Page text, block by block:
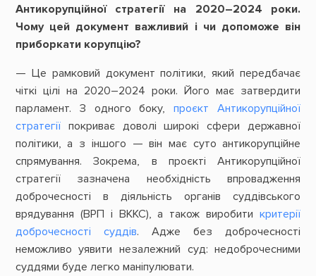
Антикорупційної стратегії на 2020–2024 роки.
Чому цей документ важливий і чи допоможе він
приборкати корупцію?
— Це рамковий документ політики, який передбачає
чіткі цілі на 2020–2024 роки. Його має затвердити
парламент. З одного боку, проєкт Антикорупційної
стратегіїпокриває доволі широкі сфери державної
політики, а з іншого — він має суто антикорупційне
спрямування. Зокрема, в проєкті Антикорупційної
стратегії зазначена необхідність впровадження
доброчесності в діяльність органів суддівського
врядування (ВРП і ВККС), а також виробитикритерії
доброчесності суддів. Адже без доброчесності
неможливо уявити незалежний суд: недоброчесними
суддями буде легко маніпулювати.